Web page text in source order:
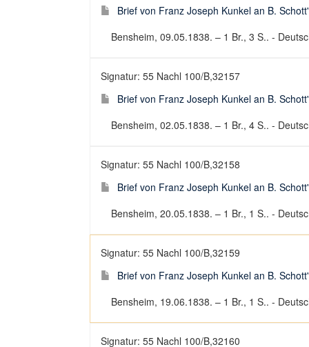
Brief von Franz Joseph Kunkel an B.
Bensheim, 09.05.1838. – 1 Br., 3 S.. -
Signatur: 55 Nachl 100/B,32157
Brief von Franz Joseph Kunkel an B.
Bensheim, 02.05.1838. – 1 Br., 4 S.. -
Signatur: 55 Nachl 100/B,32158
Brief von Franz Joseph Kunkel an B.
Bensheim, 20.05.1838. – 1 Br., 1 S.. -
Signatur: 55 Nachl 100/B,32159
Brief von Franz Joseph Kunkel an B.
Bensheim, 19.06.1838. – 1 Br., 1 S.. -
Signatur: 55 Nachl 100/B,32160